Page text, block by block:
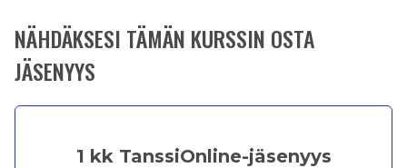
NÄHDÄKSESI TÄMÄN KURSSIN OSTA
JÄSENYYS
1 kk TanssiOnline-jäsenyys